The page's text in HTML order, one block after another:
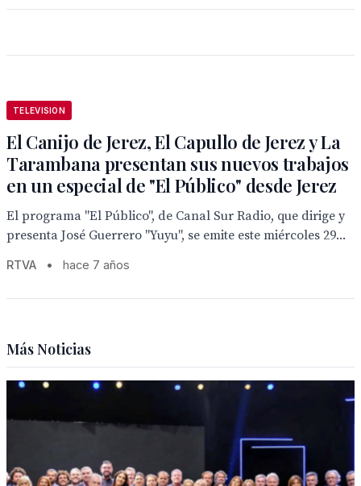
TELEVISION
El Canijo de Jerez, El Capullo de Jerez y La
Tarambana presentan sus nuevos trabajos
en un especial de "El Público" desde Jerez
El programa "El Público", de Canal Sur Radio, que dirige y
presenta José Guerrero "Yuyu", se emite este miércoles 29...
RTVA • hace 7 años
Más Noticias